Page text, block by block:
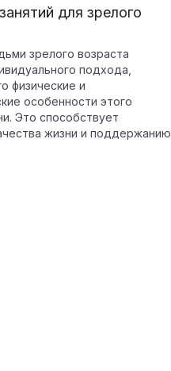
для зрелого
зрелого возраста
подхода,
физические и
особенности этого
Это способствует
жизни и поддержанию